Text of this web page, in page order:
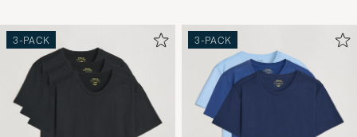
3-PACK 3-PACK